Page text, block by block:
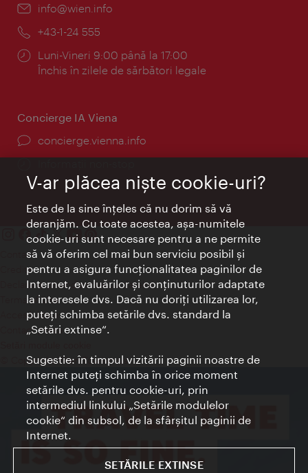
E-
info@wien.info
Telefon:
+43-1-24 555
Program:
Luni-Vineri 9:00 până la 17:00
Închis în zilele de sărbători legale
Concierge IA Viena
concierge.vienna.info
Contact
Credits
Declaraţie privind protecţia datelor
Terms of Use
Accesibilitate
Contact presa
© Copyright Wien Tourismus
V-ar plăcea nişte cookie-uri?
Este de la sine înţeles că nu dorim să vă
deranjăm. Cu toate acestea, aşa-numitele
cookie-uri sunt necesare pentru a ne permite
să vă oferim cel mai bun serviciu posibil şi
pentru a asigura funcţionalitatea paginilor de
Internet, evaluărilor şi conţinuturilor adaptate
la interesele dvs. Dacă nu doriţi utilizarea lor,
puteţi schimba setările dvs. standard la
„Setări extinse“.
Sugestie: în timpul vizitării paginii noastre de
Internet puteţi schimba în orice moment
setările dvs. pentru cookie-uri, prin
intermediul linkului „Setările modulelor
cookie“ din subsol, de la sfârşitul paginii de
Internet.
SETĂRILE EXTINSE